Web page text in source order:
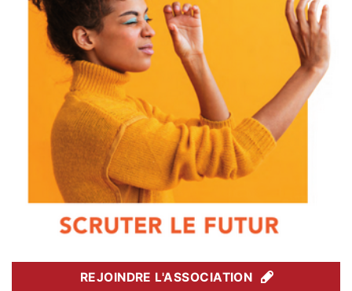
REJOINDRE L'ASSOCIATION